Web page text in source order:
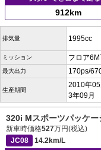
912km
排気量 1995cc
ミッション フロア
最大出力 170ps/
生産期間
2010年
3年09月
320i Mスポーツパッケー
新車時価格527万円(税込)
JC08
14.2km/L